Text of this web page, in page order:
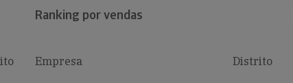
Ranking por vendas
Empresa Distrito